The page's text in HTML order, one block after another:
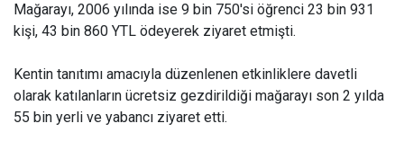
Mağarayı, 2006 yılında ise 9 bin 750'si öğrenci 23 bin 931
kişi, 43 bin 860 YTL ödeyerek ziyaret etmişti.
Kentin tanıtımı amacıyla düzenlenen etkinliklere davetli
olarak katılanların ücretsiz gezdirildiği mağarayı son 2 yılda
55 bin yerli ve yabancı ziyaret etti.